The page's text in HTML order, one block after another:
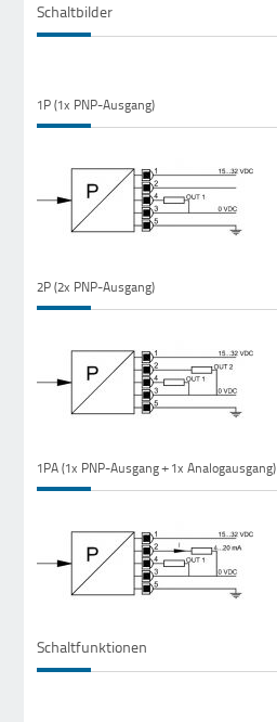
Schaltbilder
1P (1x PNP-Ausgang)
2P (2x PNP-Ausgang)
1PA (1x PNP-Ausgang + 1x Analogausgang)
Schaltfunktionen